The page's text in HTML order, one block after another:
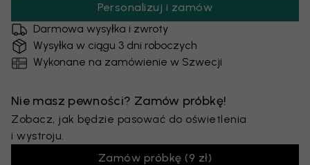
Personalizuj i zamów
Darmowa wysyłka i zwroty
Wysyłka w ciągu 3 dni roboczych
Wykonane na zamówienie w Szwecji
Nie masz pewności? Zamów próbkę!
Zobacz, jak będzie pasować do oświetlenia
i wystroju.
Zamów próbkę (9 zł)